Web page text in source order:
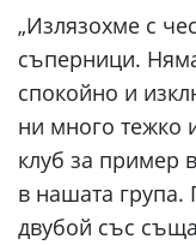
„Излязохме с
съперници.
спокойно и
ни много тежко
клуб за пример
в нашата
двубой със